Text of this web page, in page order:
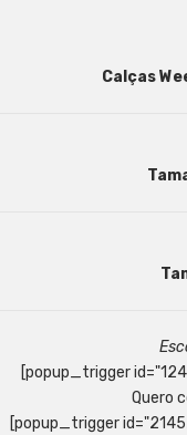
Calças
[popup_trigger
Quero
[popup_trigger